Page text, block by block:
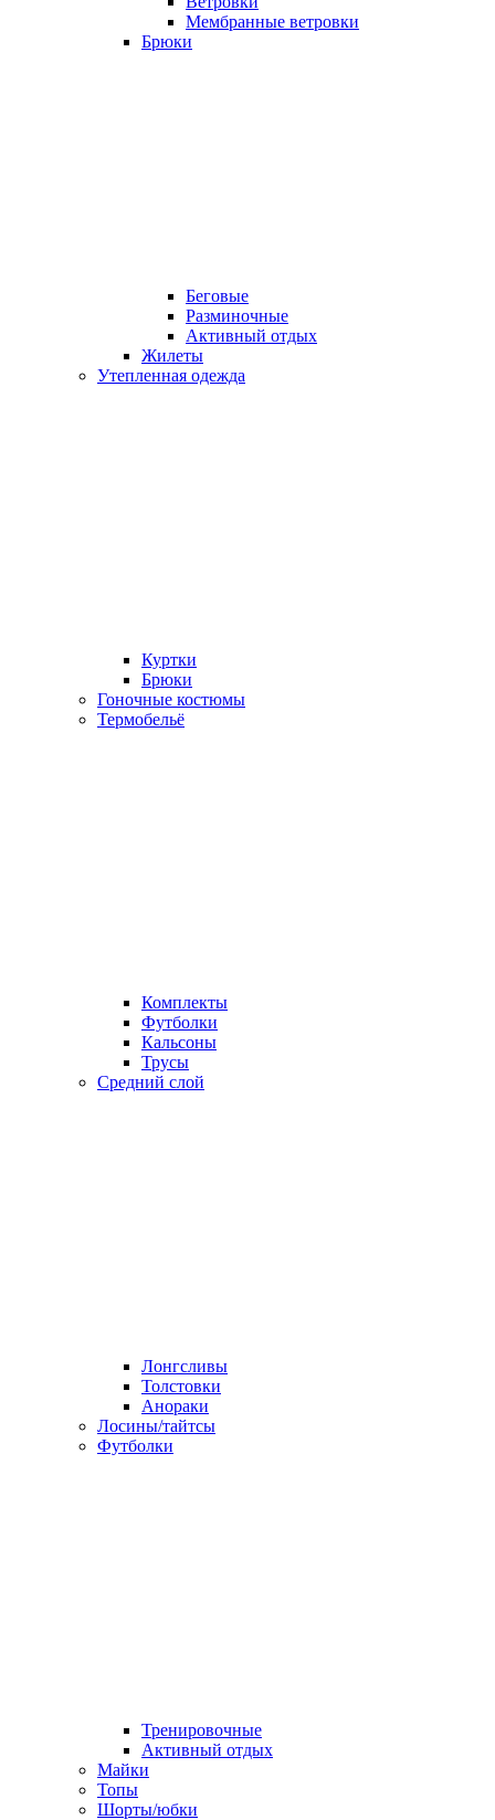
Мембранные ветровки
Брюки
Беговые
Разминочные
Активный отдых
Жилеты
Утепленная одежда
Куртки
Брюки
Гоночные костюмы
Термобельё
Комплекты
Футболки
Кальсоны
Трусы
Средний слой
Лонгсливы
Толстовки
Анораки
Лосины/тайтсы
Футболки
Тренировочные
Активный отдых
Майки
Топы
Шорты/юбки